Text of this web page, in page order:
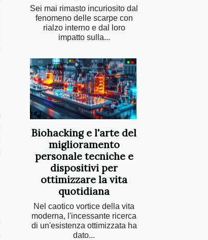
Sei mai rimasto incuriosito dal
fenomeno delle scarpe con
rialzo interno e dal loro
impatto sulla...
Biohacking e l'arte del
miglioramento
personale tecniche e
dispositivi per
ottimizzare la vita
quotidiana
Nel caotico vortice della vita
moderna, l'incessante ricerca
di un'esistenza ottimizzata ha
dato...